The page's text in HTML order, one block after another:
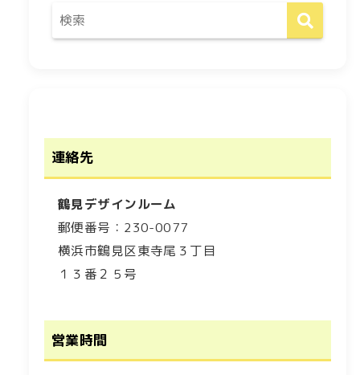
連絡先
鶴見デザインルーム
郵便番号：230-0077
横浜市鶴見区東寺尾３丁目
１３番２５号
営業時間